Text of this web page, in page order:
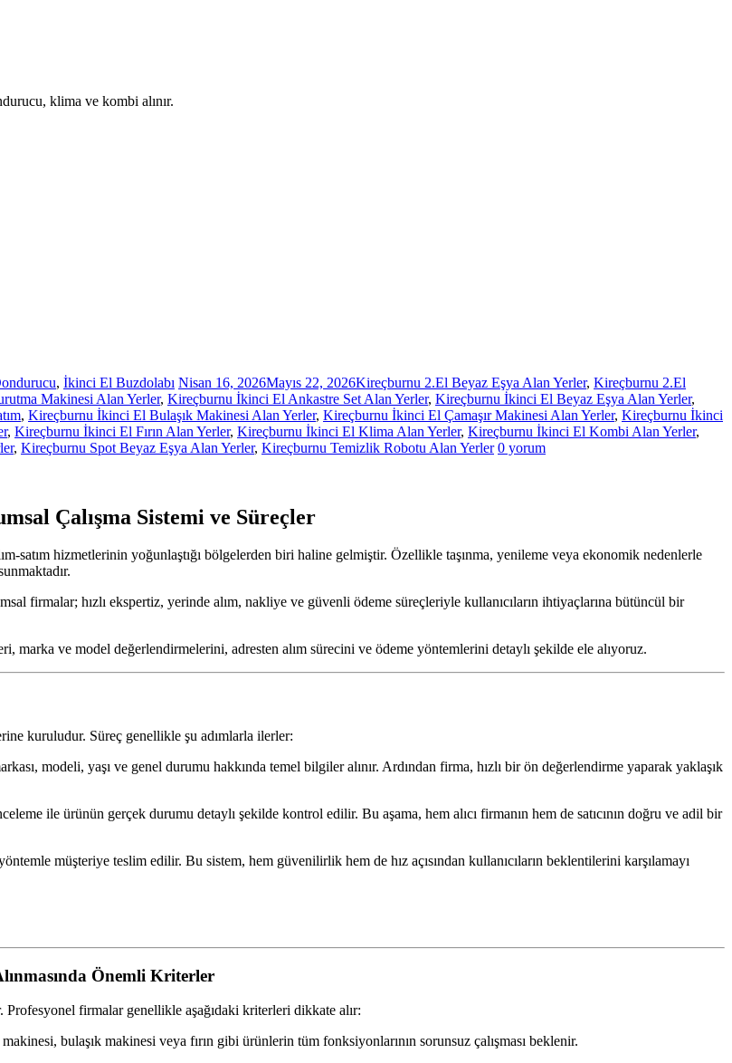
klima ve kombi alınır.
, İkinci El Buzdolabı Nisan 16, 2026Mayıs 22, 2026Kireçburnu 2.El Beyaz Eşya Alan Yerler, Kireçburnu 2.El
Makinesi Alan Yerler, Kireçburnu İkinci El Ankastre Set Alan Yerler, Kireçburnu İkinci El Beyaz Eşya Alan Yerler,
, Kireçburnu İkinci El Bulaşık Makinesi Alan Yerler, Kireçburnu İkinci El Çamaşır Makinesi Alan Yerler, Kireçburnu İkinci
, Kireçburnu İkinci El Fırın Alan Yerler, Kireçburnu İkinci El Klima Alan Yerler, Kireçburnu İkinci El Kombi Alan Yerler,
, Kireçburnu Spot Beyaz Eşya Alan Yerler, Kireçburnu Temizlik Robotu Alan Yerler 0 yorum
Çalışma Sistemi ve Süreçler
satım hizmetlerinin yoğunlaştığı bölgelerden biri haline gelmiştir. Özellikle taşınma, yenileme veya ekonomik nedenlerle
firmalar; hızlı ekspertiz, yerinde alım, nakliye ve güvenli ödeme süreçleriyle kullanıcıların ihtiyaçlarına bütüncül bir
marka ve model değerlendirmelerini, adresten alım sürecini ve ödeme yöntemlerini detaylı şekilde ele alıyoruz.
kuruludur. Süreç genellikle şu adımlarla ilerler:
modeli, yaşı ve genel durumu hakkında temel bilgiler alınır. Ardından firma, hızlı bir ön değerlendirme yaparak yaklaşık
ile ürünün gerçek durumu detaylı şekilde kontrol edilir. Bu aşama, hem alıcı firmanın hem de satıcının doğru ve adil bir
müşteriye teslim edilir. Bu sistem, hem güvenilirlik hem de hız açısından kullanıcıların beklentilerini karşılamayı
Önemli Kriterler
firmalar genellikle aşağıdaki kriterleri dikkate alır:
bulaşık makinesi veya fırın gibi ürünlerin tüm fonksiyonlarının sorunsuz çalışması beklenir.